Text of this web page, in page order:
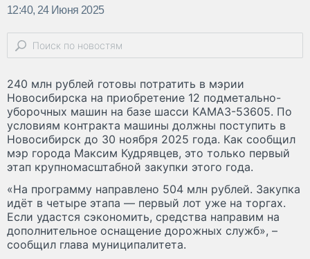
12:40, 24 Июня 2025
240 млн рублей готовы потратить в мэрии
Новосибирска на приобретение 12 подметально-
уборочных машин на базе шасси КАМАЗ-53605. По
условиям контракта машины должны поступить в
Новосибирск до 30 ноября 2025 года. Как сообщил
мэр города Максим Кудрявцев, это только первый
этап крупномасштабной закупки этого года.
«На программу направлено 504 млн рублей. Закупка
идёт в четыре этапа — первый лот уже на торгах.
Если удастся сэкономить, средства направим на
дополнительное оснащение дорожных служб», –
сообщил глава муниципалитета.